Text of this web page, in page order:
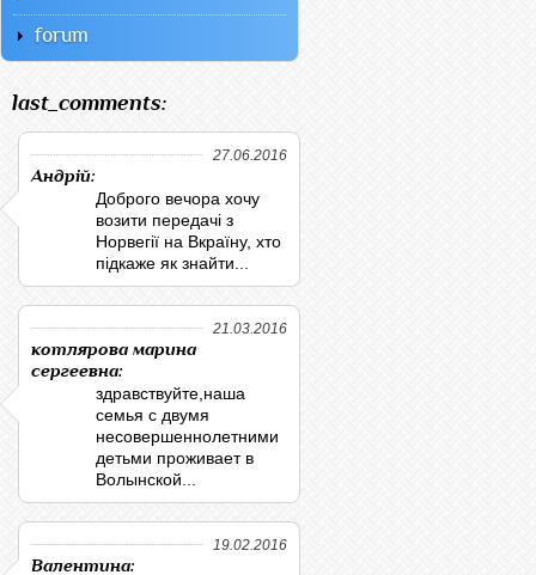
forum
last_comments:
27.06.2016
Андрій:
Доброго вечора хочу
возити передачі з
Норвегії на Вкраїну, хто
підкаже як знайти...
21.03.2016
котлярова марина
сергеевна:
здравствуйте,наша
семья с двумя
несовершеннолетними
детьми проживает в
Волынской...
19.02.2016
Валентина: